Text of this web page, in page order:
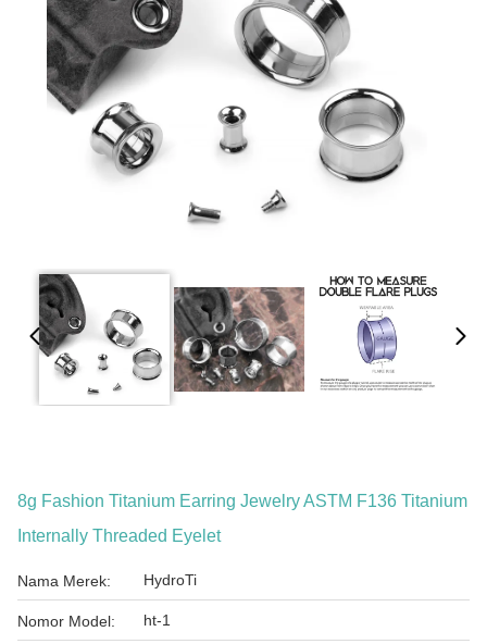
8g Fashion Titanium Earring Jewelry ASTM F136 Titanium
Internally Threaded Eyelet
Nama Merek: HydroTi
Nomor Model: ht-1